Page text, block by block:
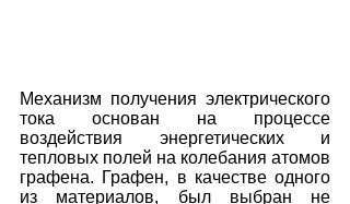
Механизм получения электрического
тока основан на процессе
воздействия энергетических и
тепловых полей на колебания атомов
графена. Графен, в качестве одного
из материалов, был выбран не